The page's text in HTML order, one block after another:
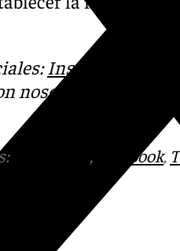
Instagram
nosotros en el
, Facebook,